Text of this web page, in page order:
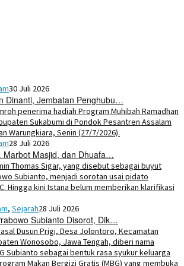
30 Juli 2026
Dinanti, Jembatan Penghubu…
28 Juli 2026
Marbot Masjid, dan Dhuafa…
, Sejarah28 Juli 2026
Subianto Disorot, Dik…